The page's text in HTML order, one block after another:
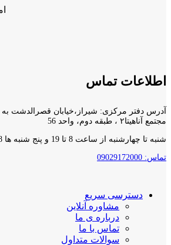
اطلاعات تماس
آدرس دفتر مرکزی: شیراز،خیابان قصرالدشت
مجتمع آناهیتا۲ ، طبقه دوم، واحد 56
شنبه تا چهارشنبه از ساعت 8 تا 19 و پنج شنبه ها 8 تا 2 بعد از ظهر
تماس: 09029172000
دسترسی سریع
مشاوره آنلاین
درباره ی ما
تماس با ما
سوالات متداول